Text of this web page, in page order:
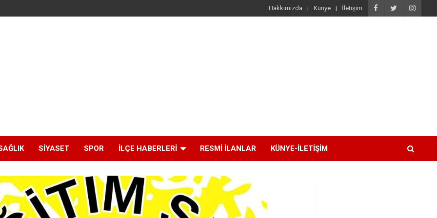
Hakkımızda Künye İletişim
SIYASET SPOR İLÇE HABERLERI RESMI İLANLAR KÜNYE-İLETIŞIM